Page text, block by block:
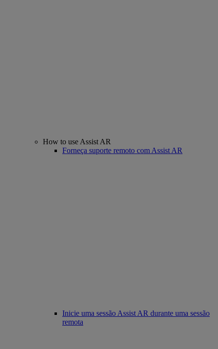
How to use Assist AR
Forneça suporte remoto com Assist AR
Inicie uma sessão Assist AR durante uma sessão
remota